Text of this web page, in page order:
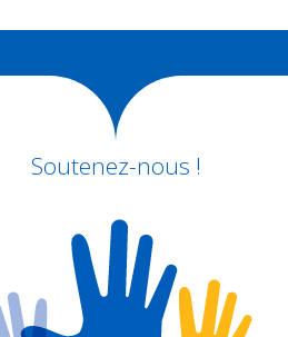
Soutenez-nous !